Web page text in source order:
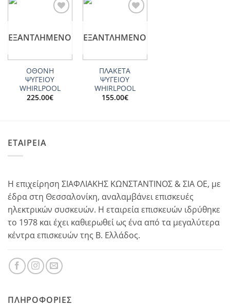
ΕΞΑΝΤΛΗΜΈΝΟ
ΟΘΟΝΗ
ΨΥΓΕΙΟΥ
WHIRLPOOL
225.00€
ΕΞΑΝΤΛΗΜΈΝΟ
ΠΛΑΚΕΤΑ
ΨΥΓΕΙΟΥ
WHIRLPOOL
155.00€
ΕΤΑΙΡΕΙΑ
Η επιχείρηση ΣΙΑΦΛΙΑΚΗΣ ΚΩΝΣΤΑΝΤΙΝΟΣ & ΣΙΑ ΟΕ, με
έδρα στη Θεσσαλονίκη, αναλαμβάνει επισκευές
ηλεκτρικών συσκευών. Η εταιρεία επισκευών ιδρύθηκε
το 1978 και έχει καθιερωθεί ως ένα από τα μεγαλύτερα
κέντρα επισκευών της Β. Ελλάδος.
ΠΛΗΡΟΦΟΡΊΕΣ